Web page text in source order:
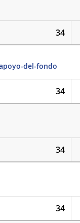
34
del-fondo
34
34
34